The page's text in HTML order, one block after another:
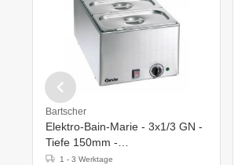
Bartscher
Elektro-Bain-Marie - 3x1/3 GN -
Tiefe 150mm -
338x540x(h)248mm
1 - 3 Werktage